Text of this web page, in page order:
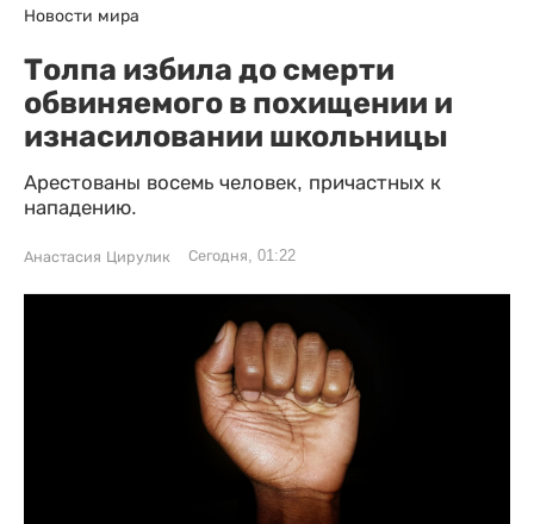
Новости мира
Толпа избила до смерти
обвиняемого в похищении и
изнасиловании школьницы
Арестованы восемь человек, причастных к
нападению.
Анастасия Цирулик Сегодня, 01:22